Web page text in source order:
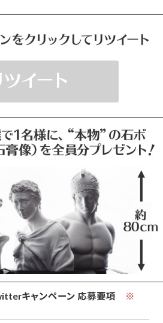
キャンペーン 応募要項
※